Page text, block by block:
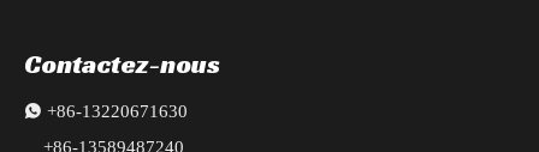
Contactez-nous
 +86-13220671630
+86-13589487240